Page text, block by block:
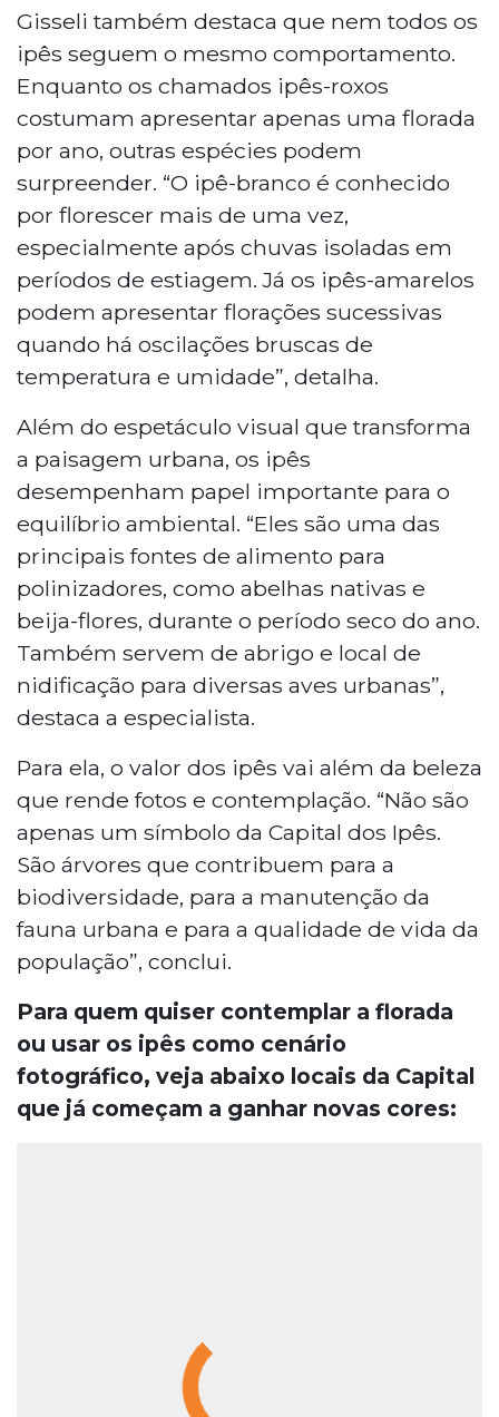
Gisseli também destaca que nem todos os
ipês seguem o mesmo comportamento.
Enquanto os chamados ipês-roxos
costumam apresentar apenas uma florada
por ano, outras espécies podem
surpreender. “O ipê-branco é conhecido
por florescer mais de uma vez,
especialmente após chuvas isoladas em
períodos de estiagem. Já os ipês-amarelos
podem apresentar florações sucessivas
quando há oscilações bruscas de
temperatura e umidade”, detalha.
Além do espetáculo visual que transforma
a paisagem urbana, os ipês
desempenham papel importante para o
equilíbrio ambiental. “Eles são uma das
principais fontes de alimento para
polinizadores, como abelhas nativas e
beija-flores, durante o período seco do ano.
Também servem de abrigo e local de
nidificação para diversas aves urbanas”,
destaca a especialista.
Para ela, o valor dos ipês vai além da beleza
que rende fotos e contemplação. “Não são
apenas um símbolo da Capital dos Ipês.
São árvores que contribuem para a
biodiversidade, para a manutenção da
fauna urbana e para a qualidade de vida da
população”, conclui.
Para quem quiser contemplar a florada
ou usar os ipês como cenário
fotográfico, veja abaixo locais da Capital
que já começam a ganhar novas cores: